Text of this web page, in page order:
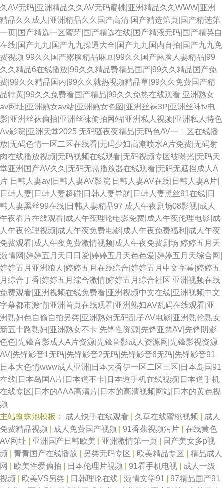
久AV无码|亚洲精品久久AV无码蜜桃|亚洲精品久久WWW|亚洲
精品久久成人|亚洲精品久久国产高清 国产精选第页|国产精选第
一页|国产精选一区蜜芽|国产精选在线|国产精液无码|国产精英自
在线|国产九九|国产九九操逼大全|国产九九国内自拍|国产九九免
费视频 99久久国产露脸精品麻豆|99久久国产露脸人妻精品|99
久久精品6在线播放|99久久精品费精品国产|99久久精品国产免
费|99久久精品国内|99久久就热视频精品草|99久久免费国产精
品特黄|99久久免费看国产精品|99久久免热在线观看 亚洲熟女
av网址|亚洲熟女av站|亚洲熟女色图|亚洲丝袜3P|亚洲丝袜tv电
影|亚洲丝袜偷拍|亚洲丝袜偷拍网站|亚洲私人视频|亚洲私人特色
Av影院|亚洲天堂2025 无码骚夜夜精品|无码色AV一二区在线播
放|无码色情一区二区在线看|无码少妇高潮喷水A片免费|无码射
肉在线播放视频|无码视频在线观看|无码视频专区被曝光|无码天
堂亚洲国产AV久久|无码无需播放器在线观看|无码无遮挡成人A
片 日韩人妻av|日韩人妻AV影院|日韩人妻AV在线|日韩人妻A片|
日韩人妻|日韩人妻超碰|日韩人妻导航|日韩人妻黑丝91在线|日
韩人妻黑丝99在线|日韩人妻精品97 成人午夜剧场08影视|成人
午夜看片在线观看|成人午夜理论电影免费|成人午夜伦理电影|成
人午夜伦理视频|成人午夜免费电影|成人午夜免费福利|成人午夜
免费观看|成人午夜免费激情视频|成人午夜免费剧场 婷婷五月天
激情网|婷婷五月天日日爱|婷婷五月天色色爱|婷婷五月天综合网|
婷婷五月亚洲狼人|婷婷五月在线综合|婷婷五月中文字幕|婷婷五
月综合丁香|婷婷五月综合激情|婷婷五月综合社区 亚洲视频在线
免费观看|亚洲视频在线免费看|亚洲视频中文在线|亚洲视频中文
字幕都市激情|亚洲首页在线观看|亚洲熟妇AV乱码在线观看|亚
洲熟妇色自偷自拍另类|亚洲熟妇无码乱子AV电影|亚洲熟伦熟女
新五十路熟妇|亚洲熟女不卡 先锋性资源|先锋亚瑟AV|先锋阴影
色色|先锋音影成人A片资源|先锋音影成人资源网|先锋影视资源
AV|先锋影音1无码|先锋影音2无码|先锋影音6无码|先锋影音91
日本大色情www成人亚洲|日本大香伊一区二区三区|日本岛国91
在线|日本岛国A片|日本道不卡|日本道手机在线视频|日本道手机
在线专区|日本的AAA高清片|日本的高清视频网站|日本的黄色视
频
主站蜘蛛池模板：
成人快手在线观看 久草在线蜜桃视频
成人
免费精品视频
成人免费国产视频 91香蕉视频污片
在线黄色
AV网址
亚洲国产日韩欧美 亚洲激情第一页
国产美女多p视
频
青青国产在线播放 另类无码专区 欧美精品专区
精品成人
网
欧美性爱偷拍 日本伦理片视频 91看手机电视
成人一级
视频
欧美VS另类 日韩理论在线 激情文学91
97精品国产91